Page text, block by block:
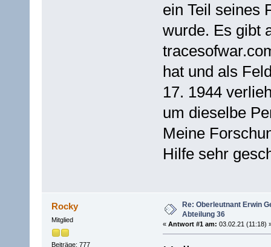
ein Teil seines
wurde. Es gibt
hat und als
17. 1944
um dieselbe
Meine
Hilfe sehr
Rocky
Mitglied
Beiträge: 777
Re: Oberleutnant Erwin
Abteilung 36
« Antwort #1 am: 03.02.21 (11:18)